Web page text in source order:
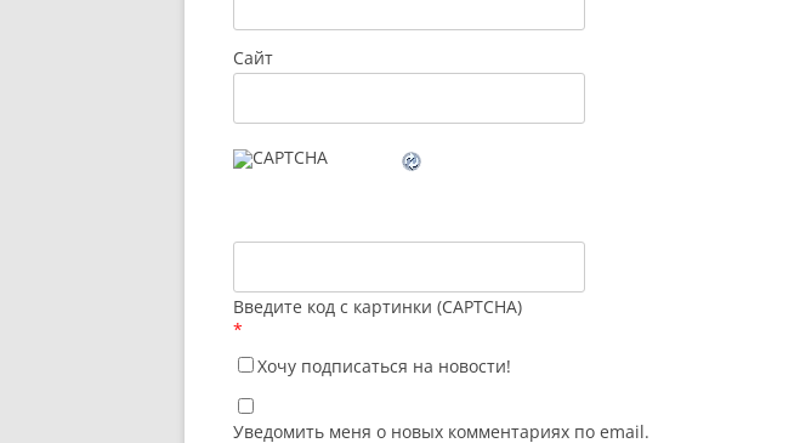
Сайт
Введите код с картинки (CAPTCHA)
*
Хочу подписаться на новости!
Уведомить меня о новых комментариях по email.